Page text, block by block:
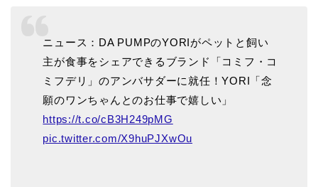
ニュース：DA PUMPのYORIがペットと飼い
主が食事をシェアできるブランド「コミフ・コ
ミフデリ」のアンバサダーに就任！YORI「念
願のワンちゃんとのお仕事で嬉しい」
https://t.co/cB3H249pMG
pic.twitter.com/X9huPJXwOu